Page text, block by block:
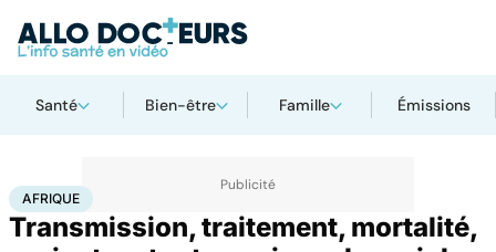
Santé Bien-être Famille Émissions
AccueilSanté Maladies infectieuses
AFRIQUE
Transmission, traitement, mortalité,